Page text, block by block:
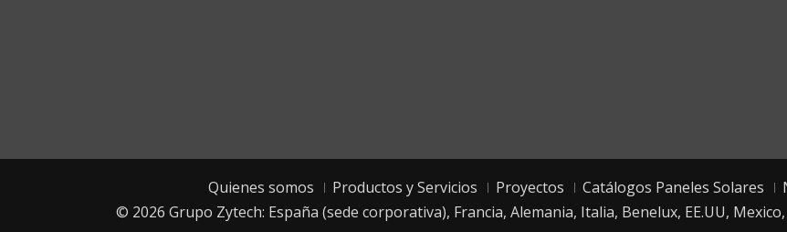
Quienes somos Productos y Servicios Proyectos Catálogos Paneles Solares
© 2026 Grupo Zytech: España (sede corporativa), Francia, Alemania, Italia, Benelux, EE.UU,